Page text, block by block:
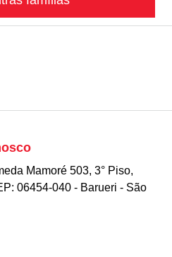
Mamoré 503, 3° Piso,
06454-040 - Barueri - São